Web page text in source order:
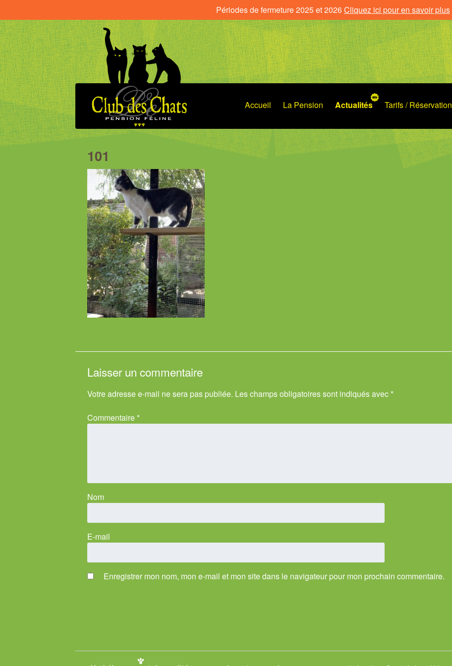
Accueil La Pension Actualités Tarifs / Réservation
101
Laisser un commentaire
Votre adresse e-mail ne sera pas publiée. Les champs obligatoires sont indiqués avec *
Commentaire *
Nom
E-mail
Enregistrer mon nom, mon e-mail et mon site dans le navigateur pour mon prochain commentaire.
Périodes de fermeture 2025 et 2026Cliquez ici pour en savoir plus